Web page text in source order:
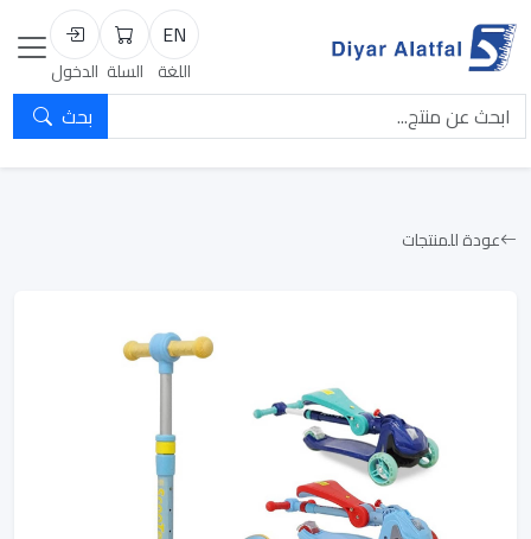
EN
اللغة
السلة
السلة
تسجيل
الدخول
بحث
عودة للمنتجات